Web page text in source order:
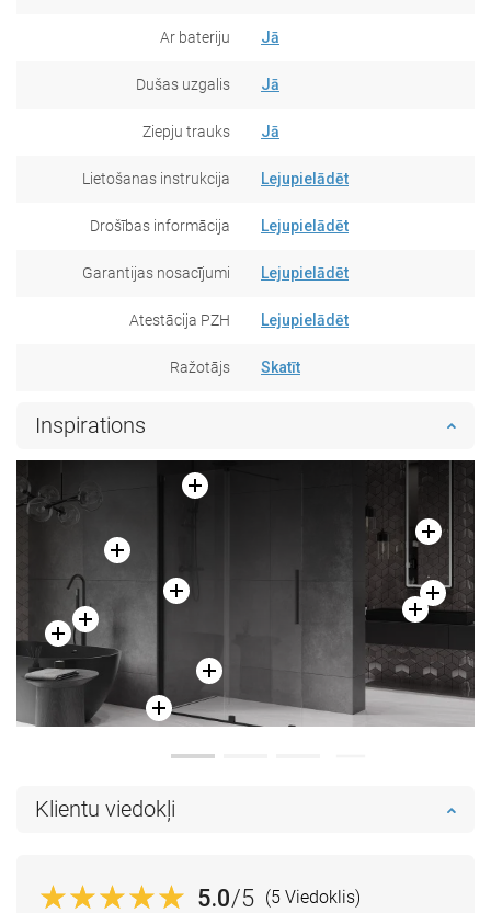
Ar bateriju Jā
Dušas uzgalis Jā
Ziepju trauks Jā
Lietošanas instrukcija Lejupielādēt
Drošības informācija Lejupielādēt
Garantijas nosacījumi Lejupielādēt
Atestācija PZH Lejupielādēt
Ražotājs Skatīt
Inspirations
Klientu viedokļi
5.0/5 (5 Viedoklis)